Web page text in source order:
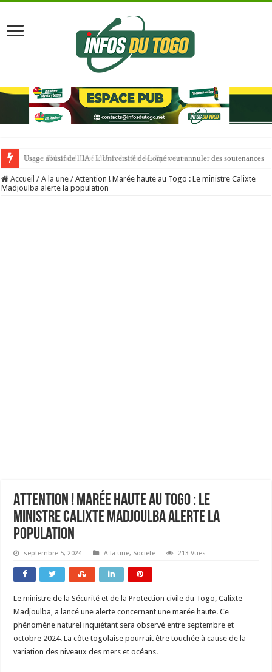
Usage abusif de l’IA : L’Université de Lomé veut annuler des soutenances
Accueil / A la une / Attention ! Marée haute au Togo : Le ministre Calixte
Madjoulba alerte la population
Attention ! Marée haute au Togo : Le
ministre Calixte Madjoulba alerte la
population
septembre 5, 2024 A la une, Société 213 Vues
Le ministre de la Sécurité et de la Protection civile du Togo, Calixte
Madjoulba, a lancé une alerte concernant une marée haute. Ce
phénomène naturel inquiétant sera observé entre septembre et
octobre 2024. La côte togolaise pourrait être touchée à cause de la
variation des niveaux des mers et océans.